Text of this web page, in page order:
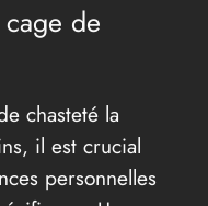
de
chasteté la
il est crucial
personnelles